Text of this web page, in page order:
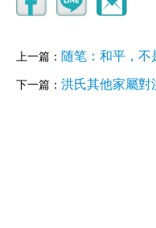
上一篇： 随笔：和平，不
下一篇： 洪氏其他家屬對